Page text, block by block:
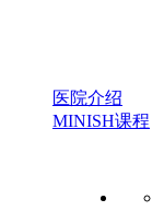
医院介绍
MINISH课程